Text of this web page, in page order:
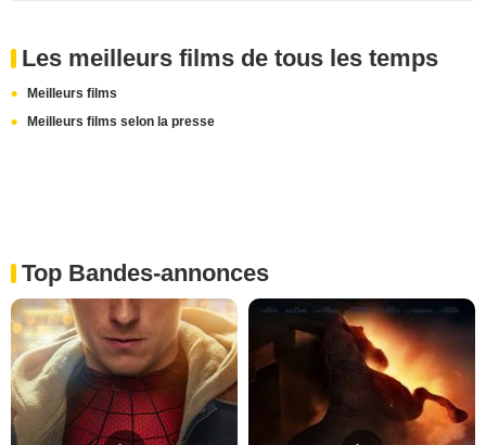
Les meilleurs films de tous les temps
Meilleurs films
Meilleurs films selon la presse
Top Bandes-annonces